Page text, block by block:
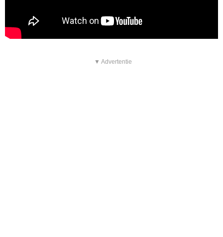
▼ Advertentie